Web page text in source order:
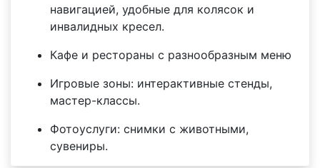
навигацией, удобные для колясок и
инвалидных кресел.
Кафе и рестораны с разнообразным меню
Игровые зоны: интерактивные стенды,
мастер-классы.
Фотоуслуги: снимки с животными,
сувениры.